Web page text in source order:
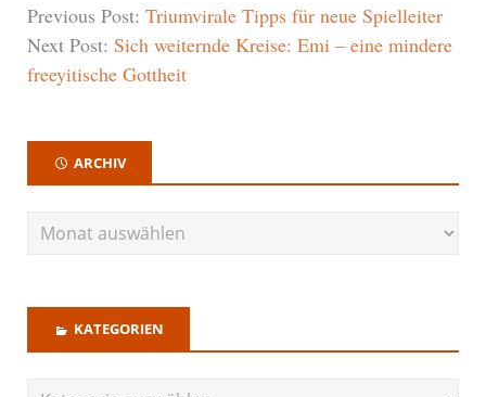
Previous Post: Triumvirale Tipps für neue Spielleiter
Next Post: Sich weiternde Kreise: Emi – eine mindere
freeyitische Gottheit
ARCHIV
KATEGORIEN